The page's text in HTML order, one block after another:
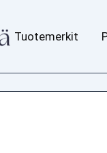
Tuotemerkit